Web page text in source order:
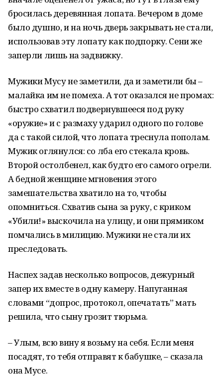
бросилась деревянная лопата. Вечером в доме
было душно, и на ночь дверь закрывать не стали,
использовав эту лопату как подпорку. Сени же
заперли лишь на задвижку.
Мужики Мусу не заметили, да и заметили бы –
малайка им не помеха. А тот оказался не промах:
быстро схватил подвернувшееся под руку
«оружие» и с размаху ударил одного по голове
да с такой силой, что лопата треснула пополам.
Мужик оглянулся: со лба его стекала кровь.
Второй остолбенел, как будто его самого огрели.
А бедной женщине мгновения этого
замешательства хватило на то, чтобы
опомниться. Схватив сына за руку, с криком
«Убили!» выскочила на улицу, и они прямиком
помчались в милицию. Мужики не стали их
преследовать.
Наспех задав несколько вопросов, дежурный
запер их вместе в одну камеру. Напуганная
словами “допрос, протокол, опечатать” мать
решила, что сыну грозит тюрьма.
– Улым, всю вину я возьму на себя. Если меня
посадят, то тебя отправят к бабушке, – сказала
она Мусе.